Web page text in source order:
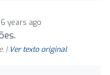
6 years ago
| Ver texto original